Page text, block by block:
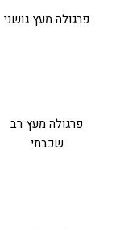
פרגולה מעץ גושני
פרגולה מעץ רב
שכבתי